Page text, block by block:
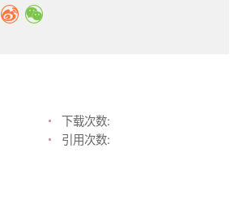
下载次数:
引用次数: